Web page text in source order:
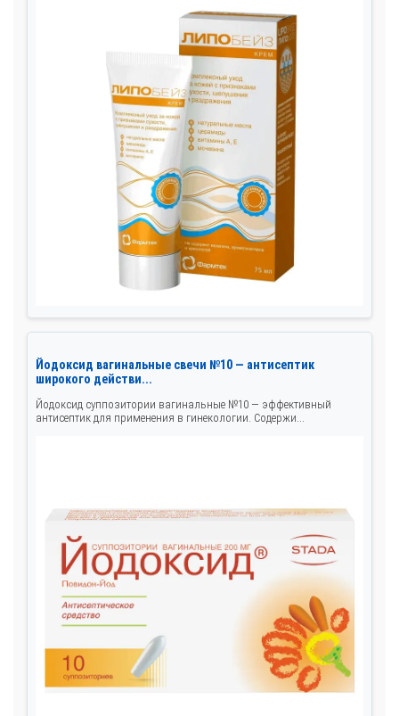
Йодоксид вагинальные свечи №10 — антисептик
широкого действи...
Йодоксид суппозитории вагинальные №10 — эффективный
антисептик для применения в гинекологии. Содержи...